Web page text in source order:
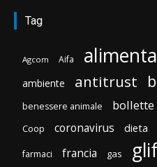
Tag
Agcom Aifa
ambiente antitrust
benessere animale bollette
Coop coronavirus dieta
farmaci francia gas